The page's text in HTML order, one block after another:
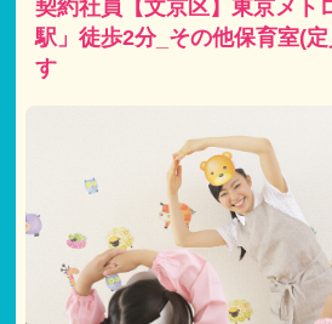
契約社員【文京区】東京メト
駅」徒歩2分_その他保育室(
す